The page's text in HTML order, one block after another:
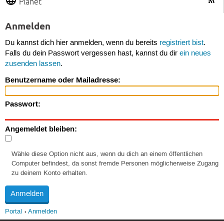
Anmelden
Du kannst dich hier anmelden, wenn du bereits registriert bist.
Falls du dein Passwort vergessen hast, kannst du dir ein neues
zusenden lassen.
Benutzername oder Mailadresse:
Passwort:
Angemeldet bleiben:
Wähle diese Option nicht aus, wenn du dich an einem öffentlichen
Computer befindest, da sonst fremde Personen möglicherweise Zugang
zu deinem Konto erhalten.
Portal Anmelden